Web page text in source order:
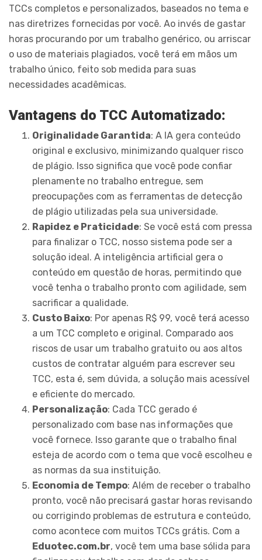
TCCs completos e personalizados, baseados no tema e
nas diretrizes fornecidas por você. Ao invés de gastar
horas procurando por um trabalho genérico, ou arriscar
o uso de materiais plagiados, você terá em mãos um
trabalho único, feito sob medida para suas
necessidades acadêmicas.
Vantagens do TCC Automatizado:
Originalidade Garantida: A IA gera conteúdo
original e exclusivo, minimizando qualquer risco
de plágio. Isso significa que você pode confiar
plenamente no trabalho entregue, sem
preocupações com as ferramentas de detecção
de plágio utilizadas pela sua universidade.
Rapidez e Praticidade: Se você está com pressa
para finalizar o TCC, nosso sistema pode ser a
solução ideal. A inteligência artificial gera o
conteúdo em questão de horas, permitindo que
você tenha o trabalho pronto com agilidade, sem
sacrificar a qualidade.
Custo Baixo: Por apenas R$ 99, você terá acesso
a um TCC completo e original. Comparado aos
riscos de usar um trabalho gratuito ou aos altos
custos de contratar alguém para escrever seu
TCC, esta é, sem dúvida, a solução mais acessível
e eficiente do mercado.
Personalização: Cada TCC gerado é
personalizado com base nas informações que
você fornece. Isso garante que o trabalho final
esteja de acordo com o tema que você escolheu e
as normas da sua instituição.
Economia de Tempo: Além de receber o trabalho
pronto, você não precisará gastar horas revisando
ou corrigindo problemas de estrutura e conteúdo,
como acontece com muitos TCCs grátis. Com a
Eduotec.com.br, você tem uma base sólida para